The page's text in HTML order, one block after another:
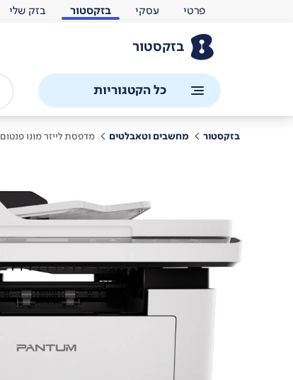
פרטי עסקי בזקסטור בזק שלי
בזקסטור
כל הקטגוריות
בזקסטור מחשבים וטאבלטים מדפסת לייזר מונו פנטום